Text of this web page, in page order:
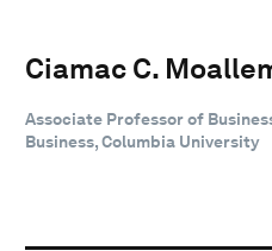
Ciamac C.
Associate Professor of
Business, Columbia University